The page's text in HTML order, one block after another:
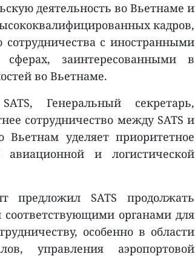
деятельность во Вьетнаме и
кадров,
с иностранными
заинтересованными в
во Вьетнаме.
Генеральный секретарь,
сотрудничество между SATS и
уделяет приоритетное
и логистической
предложил SATS продолжать
органами для
особенно в области
управления аэропортовой